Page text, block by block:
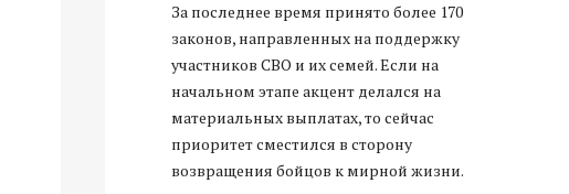
За последнее время принято более 170
законов, направленных на поддержку
участников СВО и их семей. Если на
начальном этапе акцент делался на
материальных выплатах, то сейчас
приоритет сместился в сторону
возвращения бойцов к мирной жизни.